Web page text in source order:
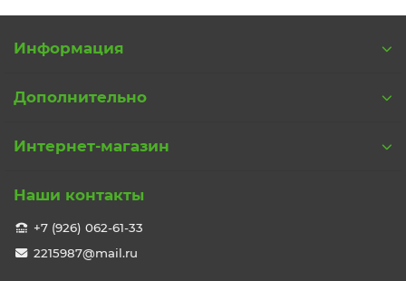
Информация
Дополнительно
Интернет-магазин
Наши контакты
+7 (926) 062-61-33
2215987@mail.ru